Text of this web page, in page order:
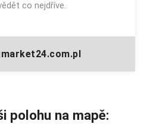
co nejdříve.
polohu na mapě: